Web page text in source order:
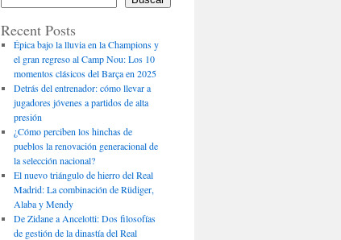
Recent Posts
Épica bajo la lluvia en la Champions y
el gran regreso al Camp Nou: Los 10
momentos clásicos del Barça en 2025
Detrás del entrenador: cómo llevar a
jugadores jóvenes a partidos de alta
presión
¿Cómo perciben los hinchas de
pueblos la renovación generacional de
la selección nacional?
El nuevo triángulo de hierro del Real
Madrid: La combinación de Rüdiger,
Alaba y Mendy
De Zidane a Ancelotti: Dos filosofías
de gestión de la dinastía del Real